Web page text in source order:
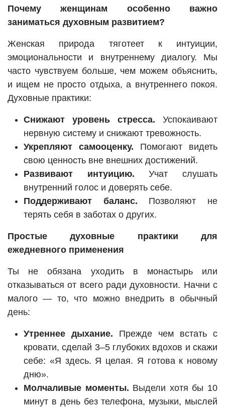
Почему женщинам особенно важно
заниматься духовным развитием?
Женская природа тяготеет к интуиции,
эмоциональности и внутреннему диалогу. Мы
часто чувствуем больше, чем можем объяснить,
и ищем не просто отдыха, а внутреннего покоя.
Духовные практики:
Снижают уровень стресса. Успокаивают
нервную систему и снижают тревожность.
Укрепляют самооценку. Помогают видеть
свою ценность вне внешних достижений.
Развивают интуицию. Учат слушать
внутренний голос и доверять себе.
Поддерживают баланс. Позволяют не
терять себя в заботах о других.
Простые духовные практики для
ежедневного применения
Ты не обязана уходить в монастырь или
отказываться от всего ради духовности. Начни с
малого — то, что можно внедрить в обычный
день:
Утреннее дыхание. Прежде чем встать с
кровати, сделай 3–5 глубоких вдохов и скажи
себе: «Я здесь. Я целая. Я готова к новому
дню».
Молчаливые моменты. Выдели хотя бы 10
минут в день без телефона, музыки, мыслей